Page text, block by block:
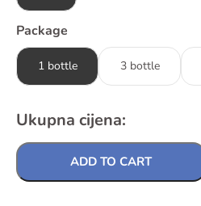
Package
1 bottle 3 bottle
Ukupna cijena:
ADD TO CART